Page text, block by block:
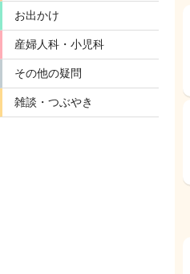
お出かけ
産婦人科・小児科
その他の疑問
雑談・つぶやき